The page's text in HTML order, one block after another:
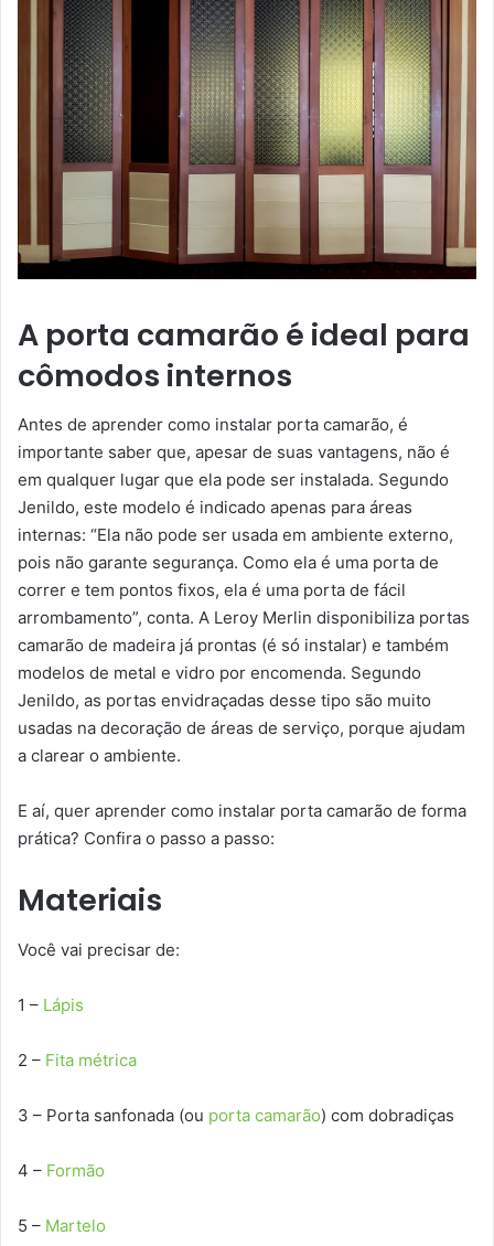
A porta camarão é ideal para
cômodos internos
Antes de aprender como instalar porta camarão, é
importante saber que, apesar de suas vantagens, não é
em qualquer lugar que ela pode ser instalada. Segundo
Jenildo, este modelo é indicado apenas para áreas
internas: “Ela não pode ser usada em ambiente externo,
pois não garante segurança. Como ela é uma porta de
correr e tem pontos fixos, ela é uma porta de fácil
arrombamento”, conta. A Leroy Merlin disponibiliza portas
camarão de madeira já prontas (é só instalar) e também
modelos de metal e vidro por encomenda. Segundo
Jenildo, as portas envidraçadas desse tipo são muito
usadas na decoração de áreas de serviço, porque ajudam
a clarear o ambiente.
E aí, quer aprender como instalar porta camarão de forma
prática? Confira o passo a passo:
Materiais
Você vai precisar de:
1 – Lápis
2 – Fita métrica
3 – Porta sanfonada (ou porta camarão) com dobradiças
4 – Formão
5 – Martelo